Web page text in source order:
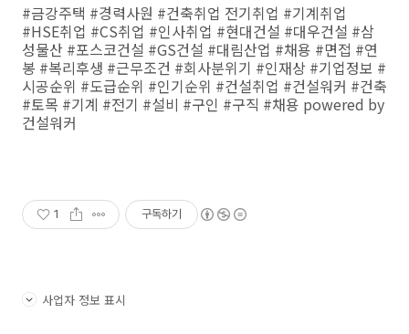
#금강주택 #경력사원 #건축취업 전기취업 #기계취업
#HSE취업 #CS취업 #인사취업 #현대건설 #대우건설 #삼
성물산 #포스코건설 #GS건설 #대림산업 #채용 #면접 #연
봉 #복리후생 #근무조건 #회사분위기 #인재상 #기업정보 #
시공순위 #도급순위 #인기순위 #건설취업 #건설워커 #건축
#토목 #기계 #전기 #설비 #구인 #구직 #채용 powered by
건설워커
1 구독하기
사업자 정보 표시